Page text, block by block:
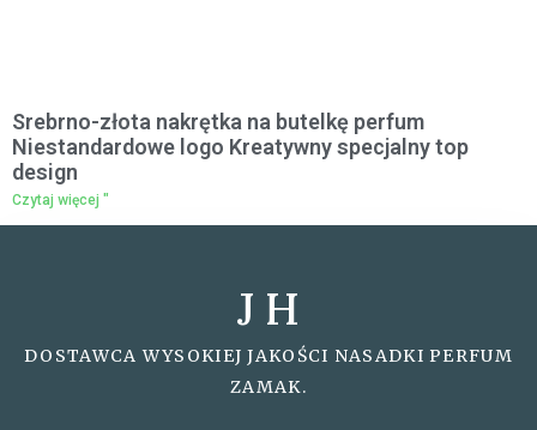
Srebrno-złota nakrętka na butelkę perfum
Niestandardowe logo Kreatywny specjalny top
design
Czytaj więcej "
J H
DOSTAWCA WYSOKIEJ JAKOŚCI NASADKI PERFUM
ZAMAK.